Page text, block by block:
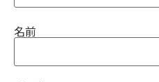
名前